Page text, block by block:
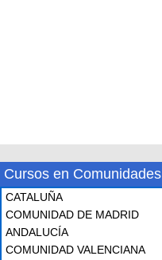
Cursos en Comunidades
CATALUÑA
COMUNIDAD DE MADRID
ANDALUCÍA
COMUNIDAD VALENCIANA